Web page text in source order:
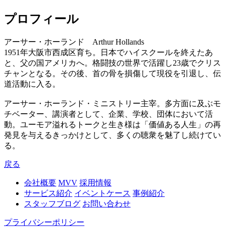
プロフィール
アーサー・ホーランド Arthur Hollands
1951年大阪市西成区育ち。日本でハイスクールを終えたあ
と、父の国アメリカへ。格闘技の世界で活躍し23歳でクリス
チャンとなる。その後、首の骨を損傷して現役を引退し、伝
道活動に入る。
アーサー・ホーランド・ミニストリー主宰。多方面に及ぶモ
チベーター、講演者として、企業、学校、団体において活
動。ユーモア溢れるトークと生き様は「価値ある人生」の再
発見を与えるきっかけとして、多くの聴衆を魅了し続けてい
る。
戻る
会社概要 MVV 採用情報
サービス紹介 イベントケース 事例紹介
スタッフブログ お問い合わせ
プライバシーポリシー